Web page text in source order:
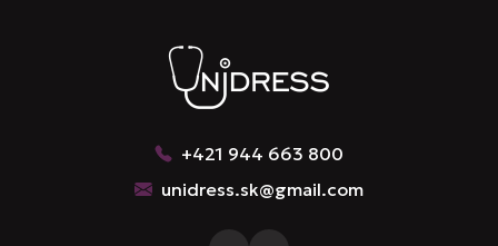
+421 944 663 800
unidress.sk@gmail.com